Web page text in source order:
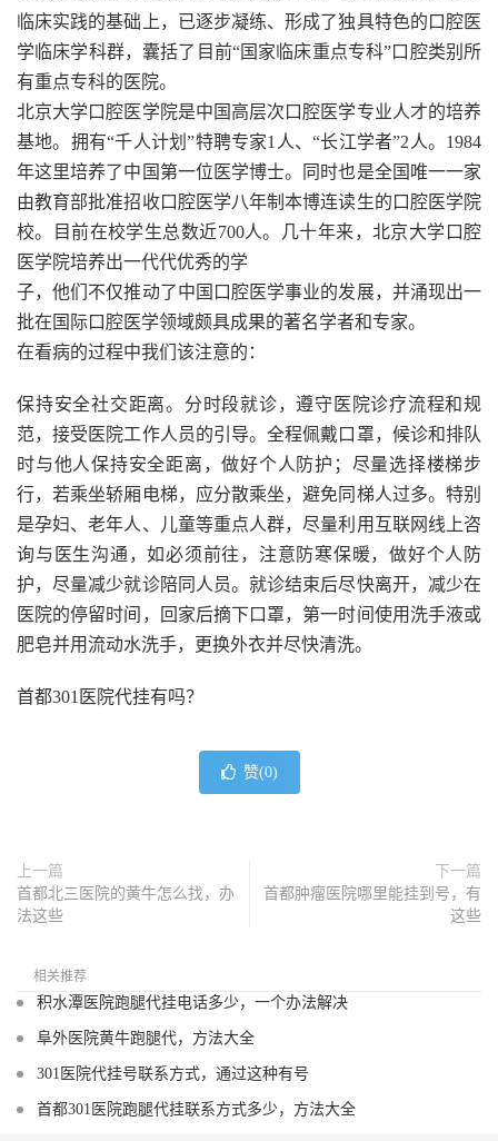
临床实践的基础上，已逐步凝练、形成了独具特色的口腔医
学临床学科群，囊括了目前“国家临床重点专科”口腔类别所
有重点专科的医院。
北京大学口腔医学院是中国高层次口腔医学专业人才的培养
基地。拥有“千人计划”特聘专家1人、“长江学者”2人。1984
年这里培养了中国第一位医学博士。同时也是全国唯一一家
由教育部批准招收口腔医学八年制本博连读生的口腔医学院
校。目前在校学生总数近700人。几十年来，北京大学口腔
医学院培养出一代代优秀的学
子，他们不仅推动了中国口腔医学事业的发展，并涌现出一
批在国际口腔医学领域颇具成果的著名学者和专家。
在看病的过程中我们该注意的：
保持安全社交距离。分时段就诊，遵守医院诊疗流程和规
范，接受医院工作人员的引导。全程佩戴口罩，候诊和排队
时与他人保持安全距离，做好个人防护；尽量选择楼梯步
行，若乘坐轿厢电梯，应分散乘坐，避免同梯人过多。特别
是孕妇、老年人、儿童等重点人群，尽量利用互联网线上咨
询与医生沟通，如必须前往，注意防寒保暖，做好个人防
护，尽量减少就诊陪同人员。就诊结束后尽快离开，减少在
医院的停留时间，回家后摘下口罩，第一时间使用洗手液或
肥皂并用流动水洗手，更换外衣并尽快清洗。
首都301医院代挂有吗？
赞(0)
上一篇
首都北三医院的黄牛怎么找，办
法这些
下一篇
首都肿瘤医院哪里能挂到号，有
这些
相关推荐
积水潭医院跑腿代挂电话多少，一个办法解决
阜外医院黄牛跑腿代，方法大全
301医院代挂号联系方式，通过这种有号
首都301医院跑腿代挂联系方式多少，方法大全